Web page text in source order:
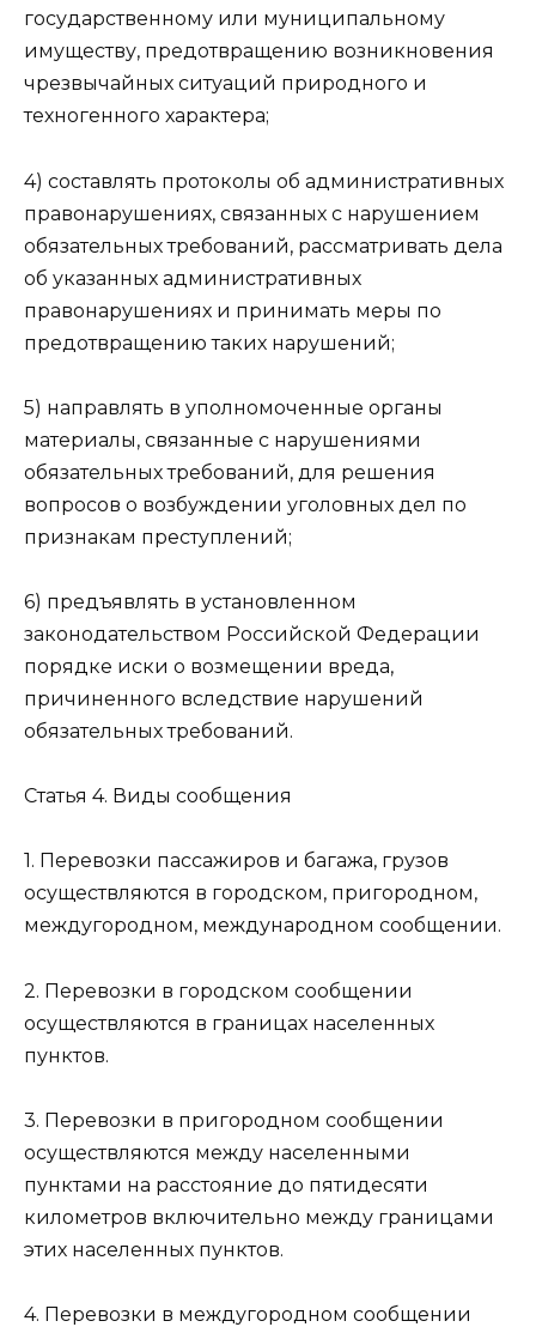
государственному или муниципальному
имуществу, предотвращению возникновения
чрезвычайных ситуаций природного и
техногенного характера;
4) составлять протоколы об административных
правонарушениях, связанных с нарушением
обязательных требований, рассматривать дела
об указанных административных
правонарушениях и принимать меры по
предотвращению таких нарушений;
5) направлять в уполномоченные органы
материалы, связанные с нарушениями
обязательных требований, для решения
вопросов о возбуждении уголовных дел по
признакам преступлений;
6) предъявлять в установленном
законодательством Российской Федерации
порядке иски о возмещении вреда,
причиненного вследствие нарушений
обязательных требований.
Статья 4. Виды сообщения
1. Перевозки пассажиров и багажа, грузов
осуществляются в городском, пригородном,
междугородном, международном сообщении.
2. Перевозки в городском сообщении
осуществляются в границах населенных
пунктов.
3. Перевозки в пригородном сообщении
осуществляются между населенными
пунктами на расстояние до пятидесяти
километров включительно между границами
этих населенных пунктов.
4. Перевозки в междугородном сообщении